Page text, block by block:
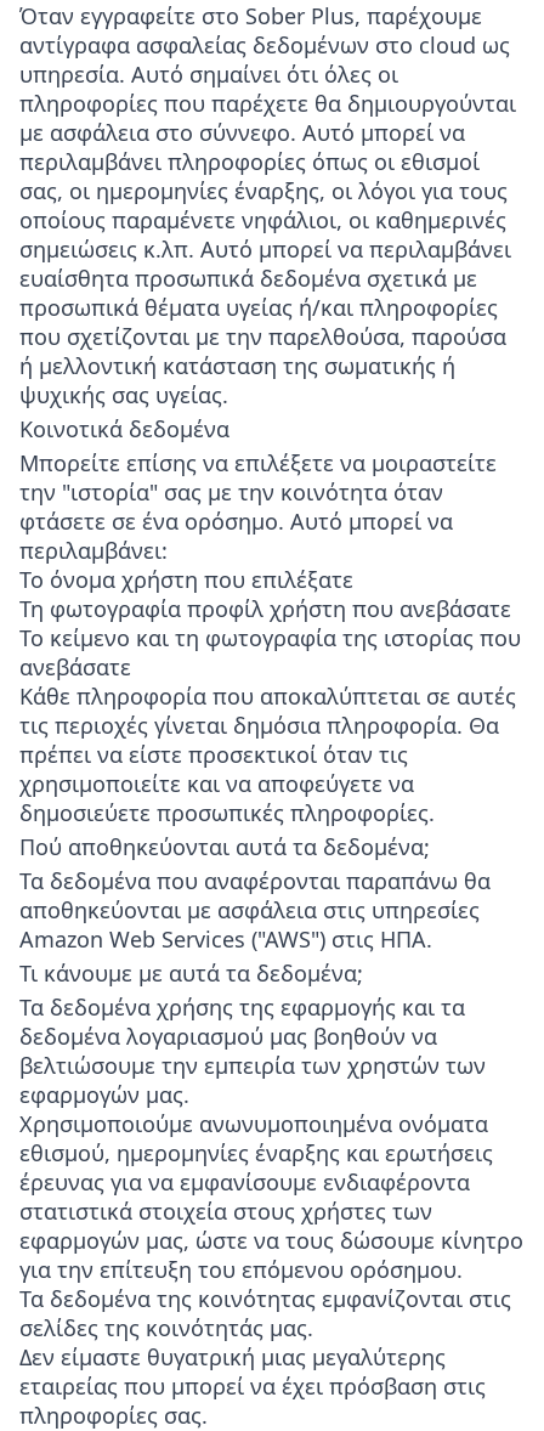
Όταν εγγραφείτε στο Sober Plus, παρέχουμε
αντίγραφα ασφαλείας δεδομένων στο cloud ως
υπηρεσία. Αυτό σημαίνει ότι όλες οι
πληροφορίες που παρέχετε θα δημιουργούνται
με ασφάλεια στο σύννεφο. Αυτό μπορεί να
περιλαμβάνει πληροφορίες όπως οι εθισμοί
σας, οι ημερομηνίες έναρξης, οι λόγοι για τους
οποίους παραμένετε νηφάλιοι, οι καθημερινές
σημειώσεις κ.λπ. Αυτό μπορεί να περιλαμβάνει
ευαίσθητα προσωπικά δεδομένα σχετικά με
προσωπικά θέματα υγείας ή/και πληροφορίες
που σχετίζονται με την παρελθούσα, παρούσα
ή μελλοντική κατάσταση της σωματικής ή
ψυχικής σας υγείας.
Κοινοτικά δεδομένα
Μπορείτε επίσης να επιλέξετε να μοιραστείτε
την "ιστορία" σας με την κοινότητα όταν
φτάσετε σε ένα ορόσημο. Αυτό μπορεί να
περιλαμβάνει:
Το όνομα χρήστη που επιλέξατε
Τη φωτογραφία προφίλ χρήστη που ανεβάσατε
Το κείμενο και τη φωτογραφία της ιστορίας που
ανεβάσατε
Κάθε πληροφορία που αποκαλύπτεται σε αυτές
τις περιοχές γίνεται δημόσια πληροφορία. Θα
πρέπει να είστε προσεκτικοί όταν τις
χρησιμοποιείτε και να αποφεύγετε να
δημοσιεύετε προσωπικές πληροφορίες.
Πού αποθηκεύονται αυτά τα δεδομένα;
Τα δεδομένα που αναφέρονται παραπάνω θα
αποθηκεύονται με ασφάλεια στις υπηρεσίες
Amazon Web Services ("AWS") στις ΗΠΑ.
Τι κάνουμε με αυτά τα δεδομένα;
Τα δεδομένα χρήσης της εφαρμογής και τα
δεδομένα λογαριασμού μας βοηθούν να
βελτιώσουμε την εμπειρία των χρηστών των
εφαρμογών μας.
Χρησιμοποιούμε ανωνυμοποιημένα ονόματα
εθισμού, ημερομηνίες έναρξης και ερωτήσεις
έρευνας για να εμφανίσουμε ενδιαφέροντα
στατιστικά στοιχεία στους χρήστες των
εφαρμογών μας, ώστε να τους δώσουμε κίνητρο
για την επίτευξη του επόμενου ορόσημου.
Τα δεδομένα της κοινότητας εμφανίζονται στις
σελίδες της κοινότητάς μας.
Δεν είμαστε θυγατρική μιας μεγαλύτερης
εταιρείας που μπορεί να έχει πρόσβαση στις
πληροφορίες σας.